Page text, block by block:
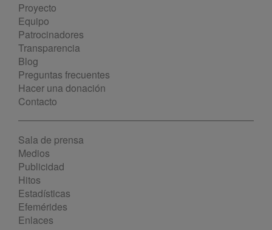
Proyecto
Equipo
Patrocinadores
Transparencia
Blog
Preguntas frecuentes
Hacer una donación
Contacto
Sala de prensa
Medios
Publicidad
Hitos
Estadísticas
Efemérides
Enlaces